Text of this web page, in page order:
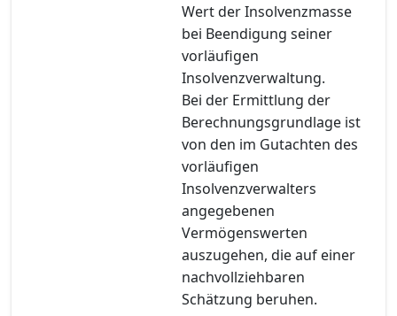
Wert der Insolvenzmasse
bei Beendigung seiner
vorläufigen
Insolvenzverwaltung.
Bei der Ermittlung der
Berechnungsgrundlage ist
von den im Gutachten des
vorläufigen
Insolvenzverwalters
angegebenen
Vermögenswerten
auszugehen, die auf einer
nachvollziehbaren
Schätzung beruhen.